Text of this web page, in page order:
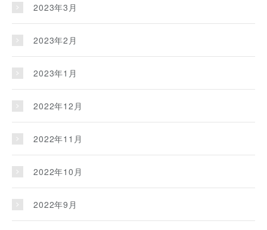
2023年3月
2023年2月
2023年1月
2022年12月
2022年11月
2022年10月
2022年9月